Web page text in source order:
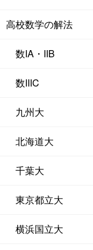
高校数学の解法
数IA・IIB
数IIIC
九州大
北海道大
千葉大
東京都立大
横浜国立大